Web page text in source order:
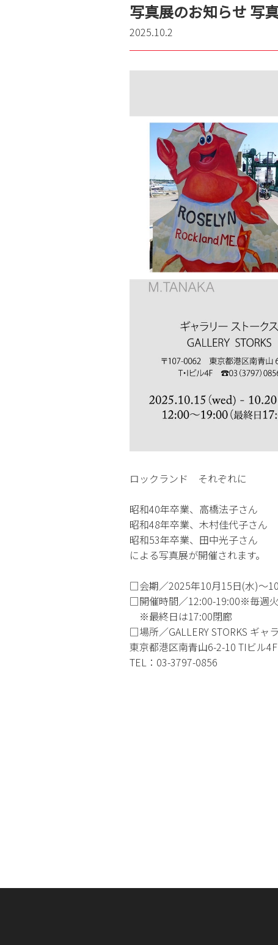
写真展のお知らせ 写
2025.10.2
ロックランド それぞれに
昭和40年卒業、高橋法子さん
昭和48年卒業、木村佳代子さん
昭和53年卒業、田中光子さん
による写真展が開催されます。
□会期／2025年10月15日(水)～
□開催時間／12:00-19:00※毎週
※最終日は17:00閉廊
□場所／GALLERY STORKS ギャ
東京都港区南青山6-2-10 TIビル4F
TEL：03-3797-0856